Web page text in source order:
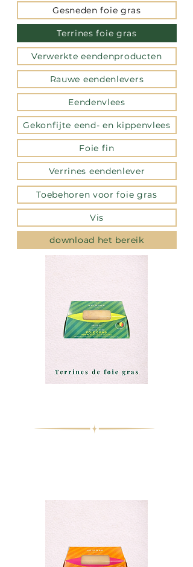
Gesneden foie gras
Terrines foie gras
Verwerkte eendenproducten
Rauwe eendenlevers
Eendenvlees
Gekonfijte eend- en kippenvlees
Foie fin
Verrines eendenlever
Toebehoren voor foie gras
Vis
download het bereik